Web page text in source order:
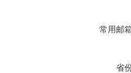
常用邮
省